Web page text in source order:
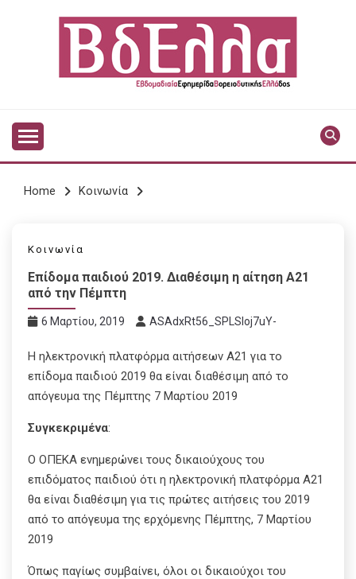
VDELLA
Home Κοινωνία
Κοινωνία
Επίδομα παιδιού 2019. Διαθέσιμη η αίτηση Α21
από την Πέμπτη
6 Μαρτίου, 2019 ASAdxRt56_SPLSIoj7uY-
Η ηλεκτρονική πλατφόρμα αιτήσεων Α21 για το
επίδομα παιδιού 2019 θα είναι διαθέσιμη από το
απόγευμα της Πέμπτης 7 Μαρτίου 2019
Συγκεκριμένα:
Ο ΟΠΕΚΑ ενημερώνει τους δικαιούχους του
επιδόματος παιδιού ότι η ηλεκτρονική πλατφόρμα Α21
θα είναι διαθέσιμη για τις πρώτες αιτήσεις του 2019
από το απόγευμα της ερχόμενης Πέμπτης, 7 Μαρτίου
2019
Όπως παγίως συμβαίνει, όλοι οι δικαιούχοι του